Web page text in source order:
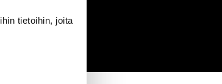
tietoihin, joita